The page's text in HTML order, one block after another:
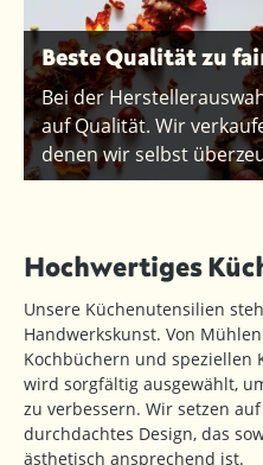
Beste Qualität zu
Bei der
auf Qualität. Wir
denen wir selbst
Hochwertiges
Unsere Küchenutensilien
Handwerkskunst. Von
Kochbüchern und speziellen
wird sorgfältig ausgewählt,
zu verbessern. Wir setzen
durchdachtes Design, das
ästhetisch ansprechend ist.